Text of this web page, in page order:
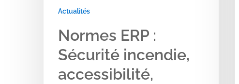
Actualités
Normes ERP :
Sécurité incendie,
accessibilité,